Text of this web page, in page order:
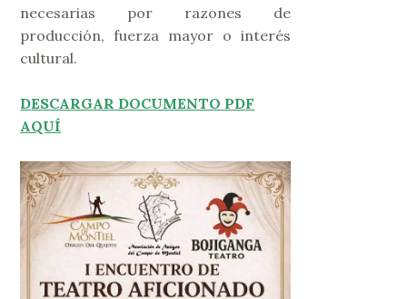
necesarias por razones de
producción, fuerza mayor o interés
cultural.
DESCARGAR DOCUMENTO PDF
AQUÍ